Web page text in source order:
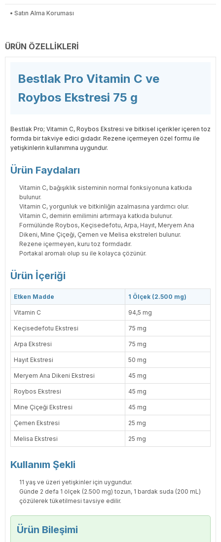
• Satın Alma Koruması
ÜRÜN ÖZELLIKLERI
Bestlak Pro Vitamin C ve
Roybos Ekstresi 75 g
Bestlak Pro; Vitamin C, Roybos Ekstresi ve bitkisel içerikler içeren toz
formda bir takviye edici gıdadır. Rezene içermeyen özel formu ile
yetişkinlerin kullanımına uygundur.
Ürün Faydaları
Vitamin C, bağışıklık sisteminin normal fonksiyonuna katkıda
bulunur.
Vitamin C, yorgunluk ve bitkinliğin azalmasına yardımcı olur.
Vitamin C, demirin emilimini artırmaya katkıda bulunur.
Formülünde Roybos, Keçisedefotu, Arpa, Hayıt, Meryem Ana
Dikeni, Mine Çiçeği, Çemen ve Melisa ekstreleri bulunur.
Rezene içermeyen, kuru toz formdadır.
Portakal aromalı olup su ile kolayca çözünür.
Ürün İçeriği
Etken Madde 1 Ölçek (2.500 mg)
Vitamin C 94,5 mg
Keçisedefotu Ekstresi 75 mg
Arpa Ekstresi 75 mg
Hayıt Ekstresi 50 mg
Meryem Ana Dikeni Ekstresi 45 mg
Roybos Ekstresi 45 mg
Mine Çiçeği Ekstresi 45 mg
Çemen Ekstresi 25 mg
Melisa Ekstresi 25 mg
Kullanım Şekli
11 yaş ve üzeri yetişkinler için uygundur.
Günde 2 defa 1 ölçek (2.500 mg) tozun, 1 bardak suda (200 mL)
çözülerek tüketilmesi tavsiye edilir.
Ürün Bileşimi